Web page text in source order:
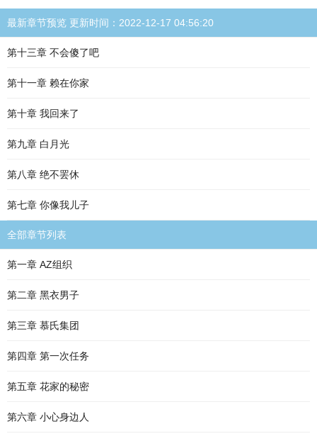
最新章节预览 更新时间：2022-12-17 04:56:20
第十三章 不会傻了吧
第十一章 赖在你家
第十章 我回来了
第九章 白月光
第八章 绝不罢休
第七章 你像我儿子
全部章节列表
第一章 AZ组织
第二章 黑衣男子
第三章 慕氏集团
第四章 第一次任务
第五章 花家的秘密
第六章 小心身边人